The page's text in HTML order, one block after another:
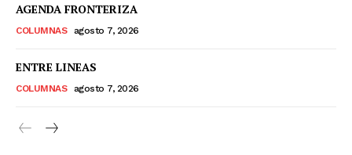
AGENDA FRONTERIZA
COLUMNAS agosto 7, 2026
ENTRE LINEAS
COLUMNAS agosto 7, 2026